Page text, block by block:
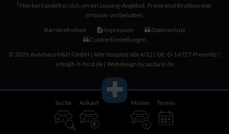
Suche Ankauf Mieten Termin
3 Hierbei handelt es sich um ein Leasing-Angebot. Preise sind Bruttopreise.
Irrtümer vorbehalten.
Barrierefreiheit
Impressum
Datenschutz
Cookie Einstellungen
© 2026 Autohaus H&H GmbH | Alte Hauptstraße 4/12 | DE-D-14727 Premnitz |
info@h-h-ford.de | Webdesign by audaris.de